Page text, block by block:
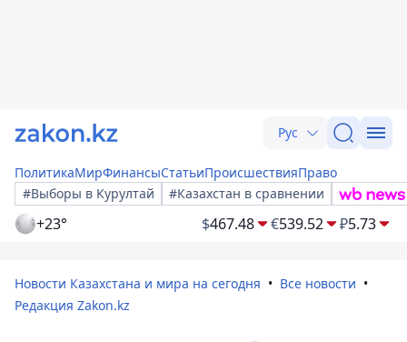
Рус
ПолитикаМирФинансыСтатьиПроисшествияПраво
#Выборы в Курултай
#Казахстан в сравнении
+23° $467.48 €539.52 ₽5.73
Новости Казахстана и мира на сегодня
Все новости
Редакция Zakon.kz